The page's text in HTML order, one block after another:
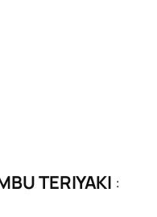
TERIYAKI :